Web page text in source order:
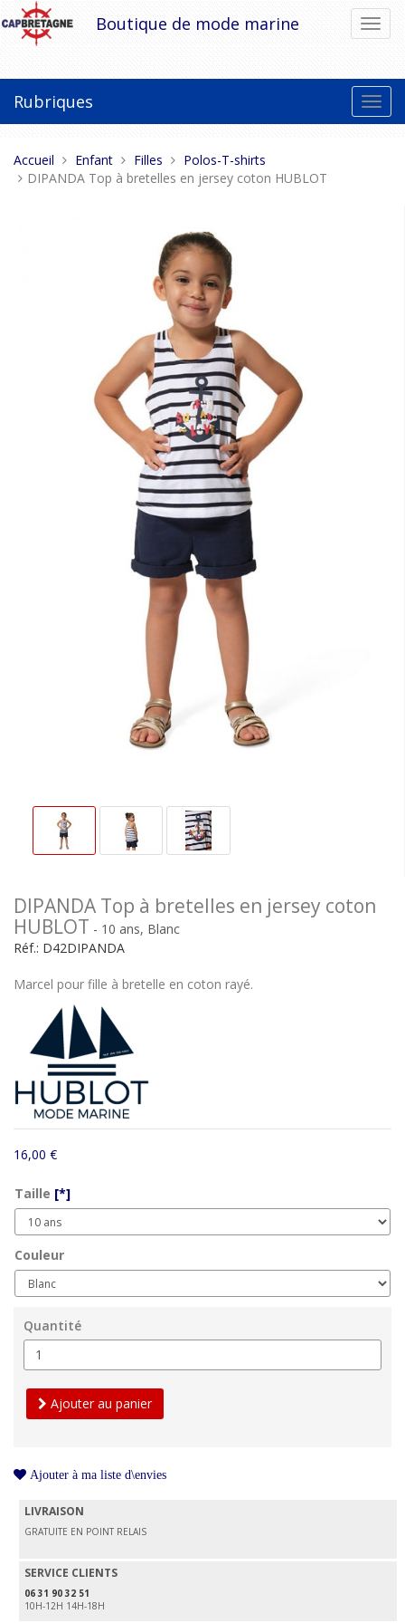
Aller
au
contenu
la
Boutique de mode marine
la
Rubriques
Vous
êtes
Accueil Enfant Filles
Polos-T-shirts
DIPANDA Top à bretelles en jersey coton HUBLOT
DIPANDA Top à bretelles en jersey coton
HUBLOT - 10 ans, Blanc
Réf.: D42DIPANDA
Marcel pour fille à bretelle en coton rayé.
16,00 €
Taille [*]
Couleur
Quantité
Ajouter au panier
Ajouter à ma liste d\envies
LIVRAISON
GRATUITE EN POINT RELAIS
SERVICE CLIENTS
06 31 90 32 51
10H-12H 14H-18H